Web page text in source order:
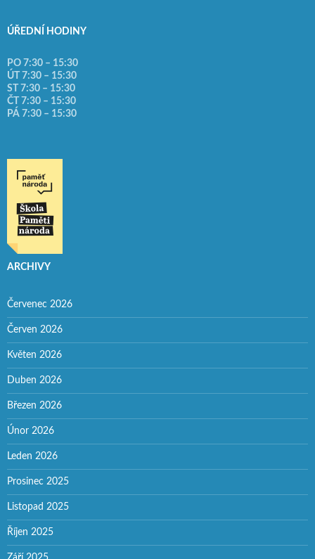
ÚŘEDNÍ HODINY
PO 7:30 – 15:30
ÚT 7:30 – 15:30
ST 7:30 – 15:30
ČT 7:30 – 15:30
PÁ 7:30 – 15:30
ARCHIVY
Červenec 2026
Červen 2026
Květen 2026
Duben 2026
Březen 2026
Únor 2026
Leden 2026
Prosinec 2025
Listopad 2025
Říjen 2025